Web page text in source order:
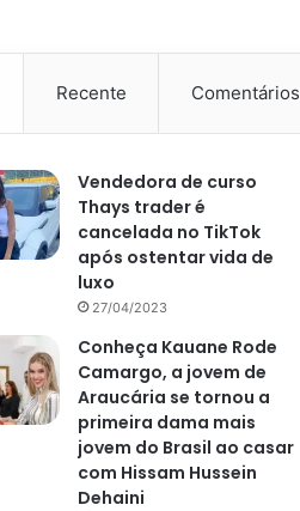
Recente Comentários
Vendedora de curso
Thays trader é
cancelada no TikTok
após ostentar vida de
luxo
27/04/2023
Conheça Kauane Rode
Camargo, a jovem de
Araucária se tornou a
primeira dama mais
jovem do Brasil ao casar
com Hissam Hussein
Dehaini